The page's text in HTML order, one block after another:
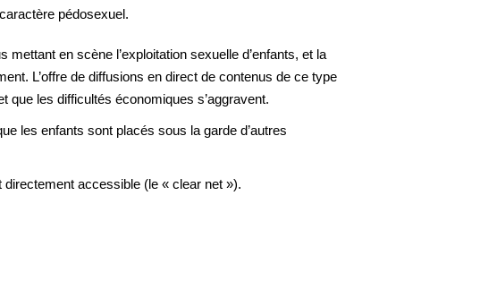
pédosexuel.
en scène l’exploitation sexuelle d’enfants, et la
L’offre de diffusions en direct de contenus de ce type
que les difficultés économiques s’aggravent.
les enfants sont placés sous la garde d’autres
accessible (le « clear net »).